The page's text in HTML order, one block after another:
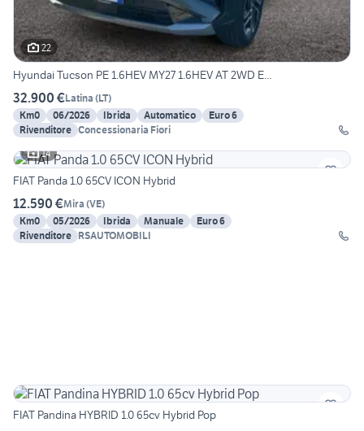
22
Hyundai Tucson PE 1.6HEV MY27 1.6HEV AT 2WD E...
32.900 €Latina (LT)
Km0
06/2026 Ibrida Automatico
Euro 6
Rivenditore Concessionaria Fiori
14
FIAT Panda 1.0 65CV ICON Hybrid
12.590 €Mira (VE)
Km0
05/2026 Ibrida Manuale
Euro 6
Rivenditore RSAUTOMOBILI
FIAT Pandina HYBRID 1.0 65cv Hybrid Pop